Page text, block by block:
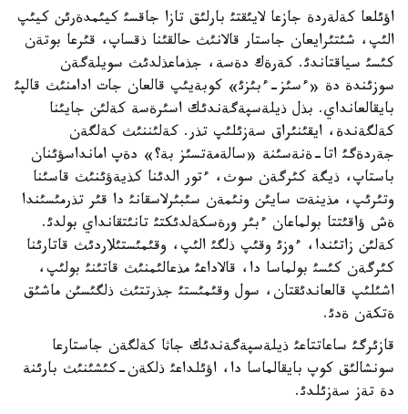
اؤئلعا كةلةردة جازعا لايئقتئ بارلئق تازا جاقسئ كيئمدةرئن كيئپ
الئپ، شئتئرايعان جاستار قالانئث حالقئنا ذقساپ، قئرعا بوتةن
كئسئ سياقتاندئ. كةرةك دةسة، جذماعذلدئث سويلةگةن
سوزئندة دة «ءسئز-ءبئزئ» كوبةيئپ قالعان جات ادامنئث قالپئ
بايقالعانداي. بذل ذيلةسپةگةندئك اسئرةسة كةلئن جايئنا
كةلگةندة، ايقئنئراق سةزئلئپ تذر. كةلئننئث كةلگةن
جةردةگئ اتا-ةنةسئنة «سالةمةتسئز بة؟» دةپ امانداسؤئنان
باستاپ، ذيگة كئرگةن سوث، ءتور الدئنا كذيةؤئنئث قاسئنا
وتئرئپ، مذينةت سايئن ونئمةن سئبئرلاسقانئ دا قئر تذرمئسئندا
ةش ؤاقئتتا بولماعان ءبئر ورةسكةلدئكتئ تانئتقانداي بولدئ.
كةلئن زاتئندا، ءوزئ وقئپ ذلگئ الئپ، وقئمئستئلاردئث قاتارئنا
كئرگةن كئسئ بولماسا دا، قالاداعئ مذعالئمنئث قاتئنئ بولئپ،
اشئلئپ قالعاندئقتان، سول وقئمئستئ جذرتتئث ذلگئسئن ماشئق
ةتكةن ةدئ.
قازئرگئ ساعاتتاعئ ذيلةسپةگةندئك جاثا كةلگةن جاستارعا
سونشالئق كوپ بايقالماسا دا، اؤئلداعئ ذلكةن-كئشئنئث بارئنة
دة تةز سةزئلدئ.